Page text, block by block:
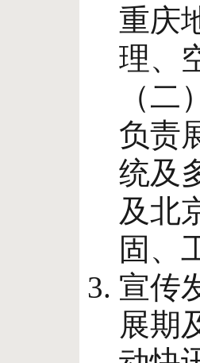
重庆
理、
（
负责
统及
及北
固、
宣传
展期